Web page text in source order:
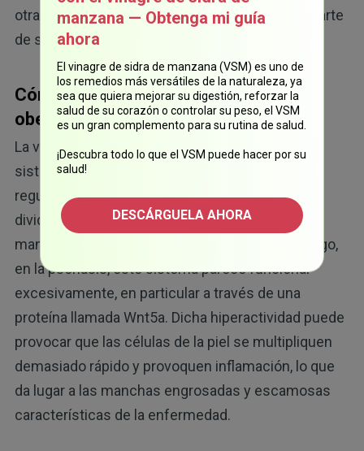
otra razón para considerar la vitamina D como parte
de su estrategia para el manejo de la psoriasis.
Cómo la señalización celular y la
obesidad influyen en la psoriasis
La vía de señalización Wnt funciona como un
sistema de comunicación celular que ayuda a
regular cómo las células de la piel crecen, se
dividen y se reparan. Esto es primordial para
mantener una piel sana y equilibrada. Sin embargo,
en la psoriasis, este sistema parece funcionar
excesivamente, en particular a través de una
proteína llamada Wnt5a. Dicha hiperactividad puede
provocar que las células de la piel se multipliquen
demasiado rápido y provoquen inflamación, lo que
da lugar a las manchas engrosadas y escamosas
características de la enfermedad.
manzana — Obtenga mi guía
ahora
El vinagre de sidra de manzana (VSM) es uno de
los remedios más versátiles de la naturaleza, ya
sea que quiera mejorar su digestión, reforzar la
salud de su corazón o controlar su peso, el VSM
es un gran complemento para su rutina de salud.
¡Descubra todo lo que el VSM puede hacer por su
salud!
DESCÁRGUELA AHORA